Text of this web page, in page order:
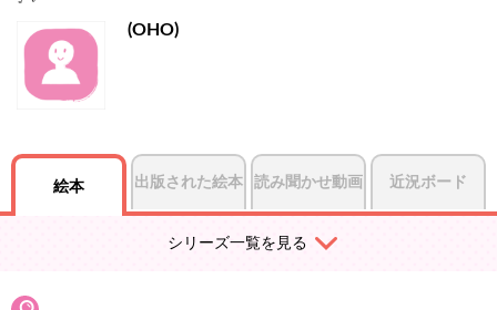
(OHO)
絵本 出版された絵本 読み聞かせ動画 近況ボード
シリーズ一覧を見る